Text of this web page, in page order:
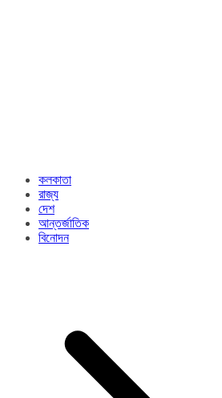
কলকাতা
রাজ্য​
দেশ
আন্তর্জাতিক
বিনোদন